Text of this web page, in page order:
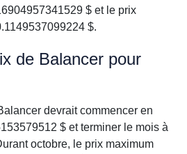
$ et le prix
$.
de Balancer pour
devrait commencer en
$ et terminer le mois à
octobre, le prix maximum